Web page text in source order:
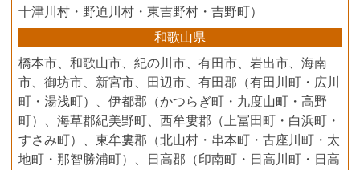
十津川村・野迫川村・東吉野村・吉野町）
和歌山県
橋本市、和歌山市、紀の川市、有田市、岩出市、海南
市、御坊市、新宮市、田辺市、有田郡（有田川町・広川
町・湯浅町）、伊都郡（かつらぎ町・九度山町・高野
町）、海草郡紀美野町、西牟婁郡（上冨田町・白浜町・
すさみ町）、東牟婁郡（北山村・串本町・古座川町・太
地町・那智勝浦町）、日高郡（印南町・日高川町・日高